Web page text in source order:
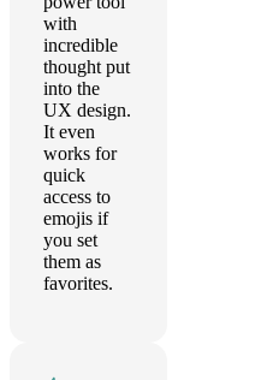
with
incredible
thought put
into the
UX design.
It even
works for
quick
access to
emojis if
you set
them as
favorites.